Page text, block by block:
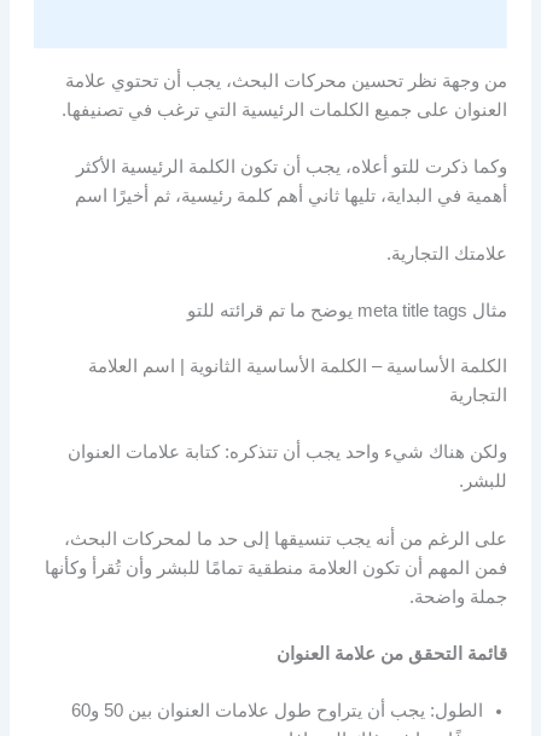
من وجهة نظر تحسين محركات البحث، يجب أن تحتوي علامة
العنوان على جميع الكلمات الرئيسية التي ترغب في تصنيفها.
وكما ذكرت للتو أعلاه، يجب أن تكون الكلمة الرئيسية الأكثر
أهمية في البداية، تليها ثاني أهم كلمة رئيسية، ثم أخيرًا اسم
علامتك التجارية.
مثال meta title tags يوضح ما تم قرائته للتو
الكلمة الأساسية – الكلمة الأساسية الثانوية | اسم العلامة
التجارية
ولكن هناك شيء واحد يجب أن تتذكره: كتابة علامات العنوان
للبشر.
على الرغم من أنه يجب تنسيقها إلى حد ما لمحركات البحث،
فمن المهم أن تكون العلامة منطقية تمامًا للبشر وأن تُقرأ وكأنها
جملة واضحة.
قائمة التحقق من علامة العنوان
الطول: يجب أن يتراوح طول علامات العنوان بين 50 و60